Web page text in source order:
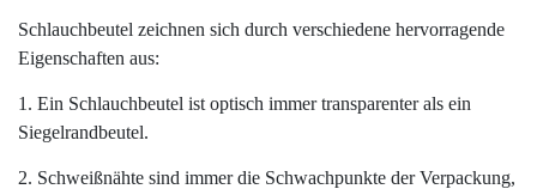
Schlauchbeutel zeichnen sich durch verschiedene hervorragende
Eigenschaften aus:
1. Ein Schlauchbeutel ist optisch immer transparenter als ein
Siegelrandbeutel.
2. Schweißnähte sind immer die Schwachpunkte der Verpackung,